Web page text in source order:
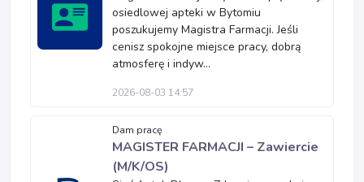
osiedlowej apteki w Bytomiu
poszukujemy Magistra Farmacji. Jeśli
cenisz spokojne miejsce pracy, dobrą
atmosferę i indyw...
2026-08-03 14:57
Dam pracę
MAGISTER FARMACJI – Zawiercie
(M/K/OS)